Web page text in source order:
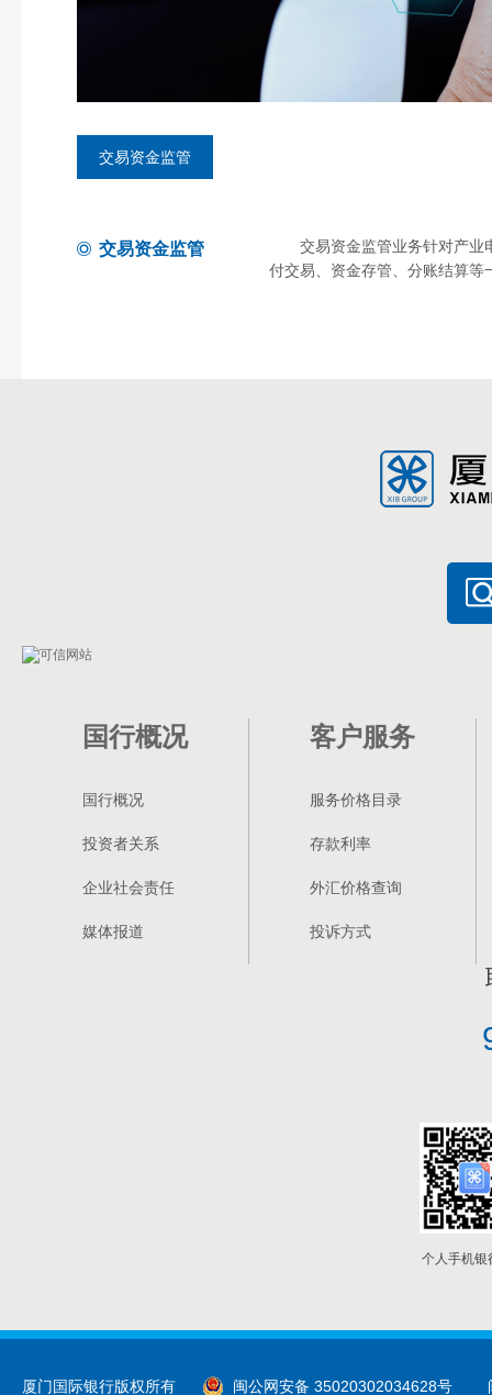
交易资金监管
交易资金监管
交易资金监管业务针对产业电
付交易、资金存管、分账结算等
国行概况
国行概况
投资者关系
企业社会责任
媒体报道
客户服务
服务价格目录
存款利率
外汇价格查询
投诉方式
个人手机银
厦门国际银行版权所有 闽公网安备 35020302034628号